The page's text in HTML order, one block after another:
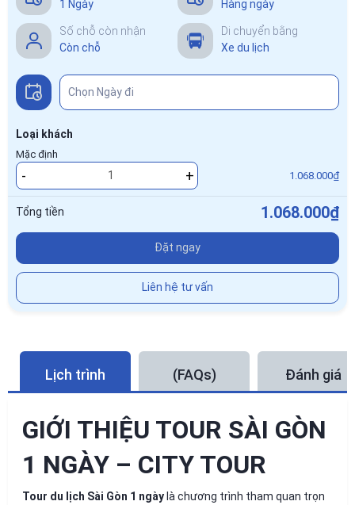
1 Ngày
Hàng ngày
Số chỗ còn nhận
Còn chỗ
Di chuyển bằng
Xe du lịch
Loại khách
Mặc định
- + 1.068.000₫
Tổng tiền 1.068.000₫
Đặt ngay
Liên hệ tư vấn
Lịch trình (FAQs) Đánh giá
GIỚI THIỆU TOUR SÀI GÒN
1 NGÀY – CITY TOUR
Tour du lịch Sài Gòn 1 ngày là chương trình tham quan trọn